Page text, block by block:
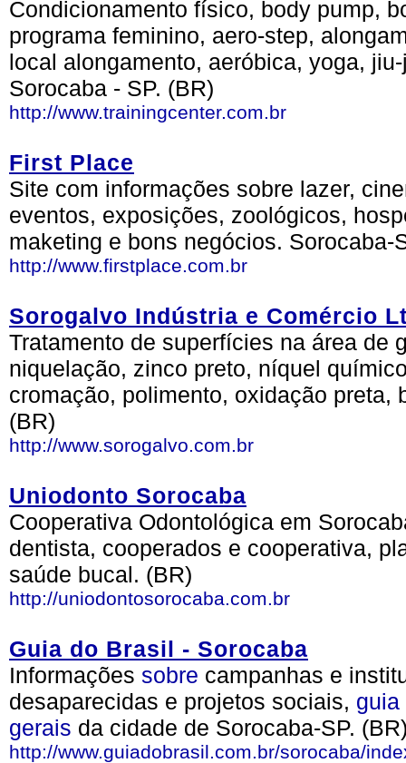
Condicionamento físico, body pump,
programa feminino, aero-step,
local alongamento, aeróbica, yoga,
Sorocaba - SP. (BR)
http://www.trainingcenter.com.br
First Place
Site com informações sobre lazer,
eventos, exposições, zoológicos,
maketing e bons negócios. Sorocaba-
http://www.firstplace.com.br
Sorogalvo Indústria e Comércio
Tratamento de superfícies na área de
niquelação, zinco preto, níquel
cromação, polimento, oxidação preta,
(BR)
http://www.sorogalvo.com.br
Uniodonto Sorocaba
Cooperativa Odontológica em
dentista, cooperados e cooperativa,
saúde bucal. (BR)
http://uniodontosorocaba.com.br
Guia do Brasil - Sorocaba
Informações sobre campanhas e
desaparecidas e projetos sociais, guia
gerais da cidade de Sorocaba-SP.
http://www.guiadobrasil.com.br/sorocaba/